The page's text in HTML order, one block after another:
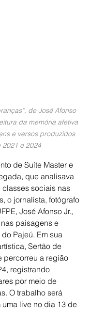
de José Afonso
da memória afetiva
e versos produzidos
2021 e 2024
de Suíte Master e
que analisava
classes sociais nas
o jornalista, fotógrafo
José Afonso Jr.,
paisagens e
Pajeú. Em sua
Sertão de
percorreu a região
registrando
por meio de
O trabalho será
live no dia 13 de